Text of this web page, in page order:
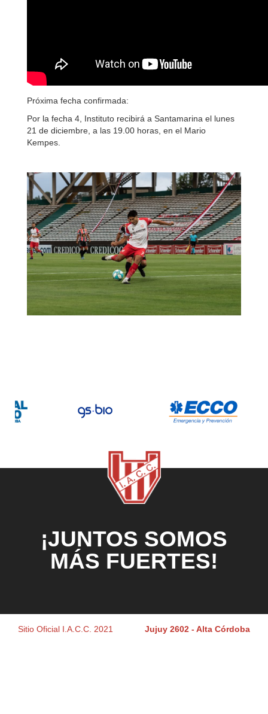
Próxima fecha confirmada:
Por la fecha 4, Instituto recibirá a Santamarina el lunes
21 de diciembre, a las 19.00 horas, en el Mario
Kempes.
¡JUNTOS SOMOS
MÁS FUERTES!
Sitio Oficial I.A.C.C. 2021 Jujuy 2602 - Alta Córdoba